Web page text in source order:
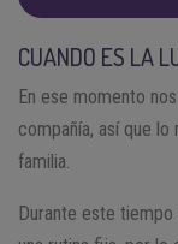
CUANDO ES LA
En ese momento
compañía, así que
familia.
Durante este